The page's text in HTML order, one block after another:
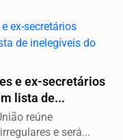
e ex-secretários
lista de...
reúne
e será...